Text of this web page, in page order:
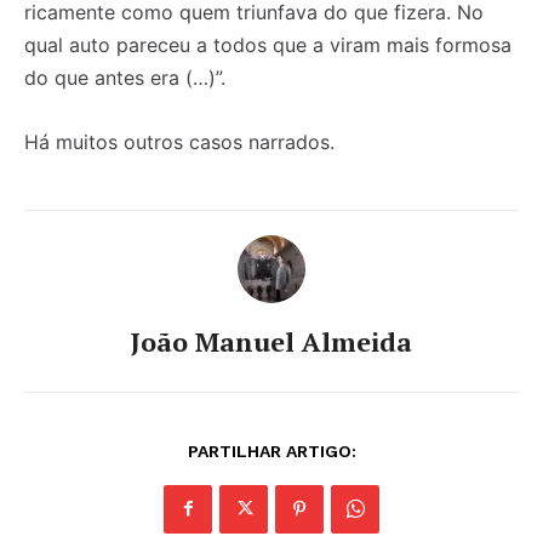
ricamente como quem triunfava do que fizera. No
qual auto pareceu a todos que a viram mais formosa
do que antes era (…)”.
Há muitos outros casos narrados.
João Manuel Almeida
PARTILHAR ARTIGO: